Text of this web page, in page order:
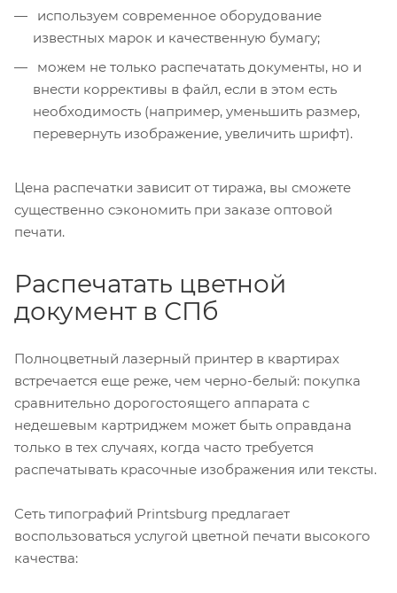
используем современное оборудование
известных марок и качественную бумагу;
можем не только распечатать документы, но и
внести коррективы в файл, если в этом есть
необходимость (например, уменьшить размер,
перевернуть изображение, увеличить шрифт).
Цена распечатки зависит от тиража, вы сможете
существенно сэкономить при заказе оптовой
печати.
Распечатать цветной
документ в СПб
Полноцветный лазерный принтер в квартирах
встречается еще реже, чем черно-белый: покупка
сравнительно дорогостоящего аппарата с
недешевым картриджем может быть оправдана
только в тех случаях, когда часто требуется
распечатывать красочные изображения или тексты.
Сеть типографий Printsburg предлагает
воспользоваться услугой цветной печати высокого
качества: